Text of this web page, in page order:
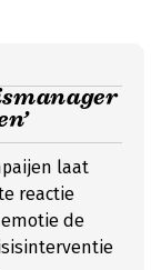
laat
reactie
de